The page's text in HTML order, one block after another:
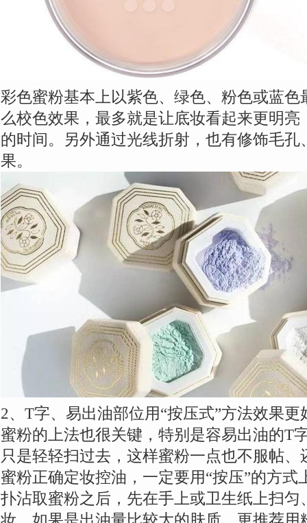
彩色蜜粉基本上以紫色、绿色、粉色或蓝
么校色效果，最多就是让底妆看起来更明
的时间。另外通过光线折射，也有修饰毛
果。
2、T字、易出油部位用“按压式”方法效果更
蜜粉的上法也很关键，特别是容易出油的T
只是轻轻扫过去，这样蜜粉一点也不服帖
蜜粉正确定妆控油，一定要用“按压”的方式
扑沾取蜜粉之后，先在手上或卫生纸上扫匀